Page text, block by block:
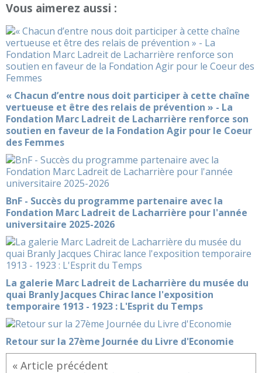
Vous aimerez aussi :
« Chacun d’entre nous doit participer à cette chaîne
vertueuse et être des relais de prévention » - La
Fondation Marc Ladreit de Lacharrière renforce son
soutien en faveur de la Fondation Agir pour le Coeur
des Femmes
BnF - Succès du programme partenaire avec la
Fondation Marc Ladreit de Lacharrière pour l'année
universitaire 2025-2026
La galerie Marc Ladreit de Lacharrière du musée du
quai Branly Jacques Chirac lance l'exposition
temporaire 1913 - 1923 : L'Esprit du Temps
Retour sur la 27ème Journée du Livre d'Economie
« Article précédent